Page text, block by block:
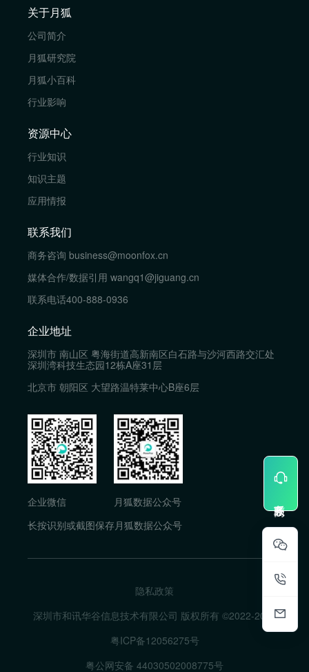
关于月狐
公司简介
月狐研究院
月狐小百科
行业影响
资源中心
行业知识
知识主题
应用情报
联系我们
商务咨询 business@moonfox.cn
媒体合作/数据引用 wangq1@jiguang.cn
联系电话400-888-0936
企业地址
深圳市 南山区 粤海街道高新南区白石路与沙河西路交汇处
深圳湾科技生态园12栋A座31层
北京市 朝阳区 大望路温特莱中心B座6层
企业微信
月狐数据公众号
长按识别或截图保存月狐数据公众号
隐私政策
深圳市和讯华谷信息技术有限公司 版权所有 ©2022-2026
粤ICP备12056275号
粤公网安备 44030502008775号